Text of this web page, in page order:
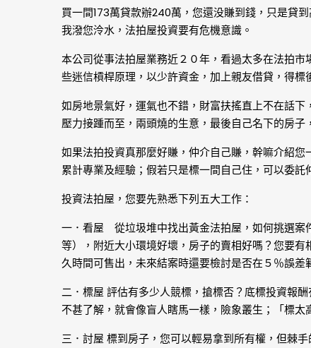
買一間173萬貸款辦240萬，您還没賺到錢，只是貸
我潑您泠水，法拍屋投資要有危機意識。
本公司從事法拍屋業務近２０年，看過太多在法拍
些迷信槓桿原理，以少許資金，加上親友借貸，得
如房地景氣好，運氣也不錯，財富扶搖直上不在話
壓力接踵而至，兩頭燒的生意，最後自己名下的房
如果法拍投資真那麼好賺，仲介自己賺，幹嘛介紹
累計專業及經驗；假若只是標一間自己住，可以委
投資法拍屋，您要先熟悉下列五大工作：
一．看屋 從垃圾堆中找出黃金法拍屋，如何挑選案
等），附近大小環境好壞，房子的賣相好嗎？您要
久時間可售出，未來結案時還要檢討是否在５％誤差
二．標屋 評估有多少人競標，搶標否？底標投資報
不甚了解，就會像盲人瞎馬一樣，險象叢生；「標
三．討屋 標到房子，您可以輕易拿到所有權，但棘